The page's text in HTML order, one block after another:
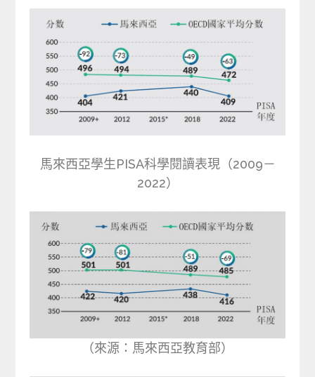
馬來西亞學生PISA科學閱讀表現（2009－
2022）
（來源：馬來西亞教育部）